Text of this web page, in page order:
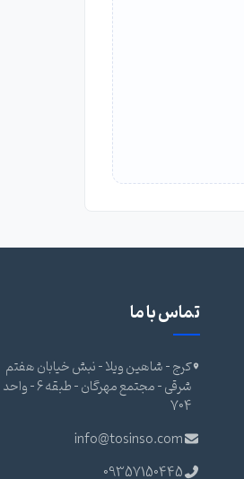
تماس با ما
کرج - شاهین ویلا - نبش خیابان هفتم
شرقی - مجتمع مهرگان - طبقه 6 - واحد
704
info@tosinso.com
09357150445